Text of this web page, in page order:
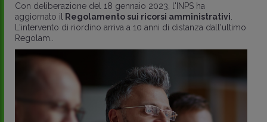
Con deliberazione del 18 gennaio 2023, l'INPS ha
aggiornato il
Regolamento sui ricorsi amministrativi
L'intervento di riordino arriva a 10 anni di distanza dall'ultimo
Regolam..